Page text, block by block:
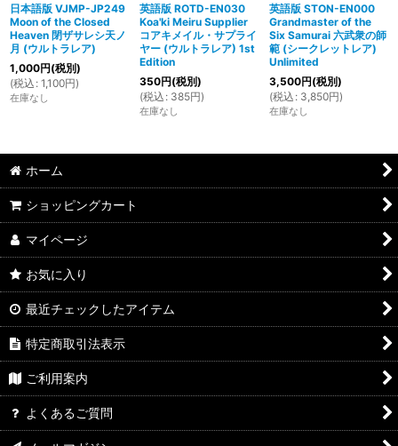
日本語版 VJMP-JP249
Moon of the Closed
Heaven 閉ザサレシ天ノ
月 (ウルトラレア)
1,000円(税別)
(税込 : 1,100円)
在庫なし
英語版 ROTD-EN030
Koa'ki Meiru Supplier
コアキメイル・サプライ
ヤー (ウルトラレア) 1st
Edition
350円(税別)
(税込 : 385円)
在庫なし
英語版 STON-EN000
Grandmaster of the
Six Samurai 六武衆の師
範 (シークレットレア)
Unlimited
3,500円(税別)
(税込 : 3,850円)
在庫なし
ホーム
ショッピングカート
マイページ
お気に入り
最近チェックしたアイテム
特定商取引法表示
ご利用案内
よくあるご質問